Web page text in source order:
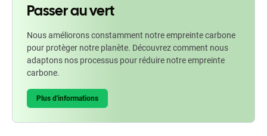
Passer au vert
Nous améliorons constamment notre empreinte carbone
pour protèger notre planète. Découvrez comment nous
adaptons nos processus pour réduire notre empreinte
carbone.
Plus d'informations